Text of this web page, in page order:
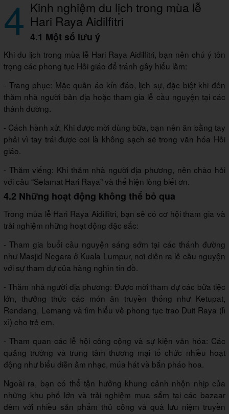
4 Kinh nghiệm du lịch trong mùa lễ
Hari Raya Aidilfitri
4.1 Một số lưu ý
Khi du lịch trong mùa lễ Hari Raya Aidilfitri, bạn nên chú ý tôn
trọng các phong tục Hồi giáo để tránh gây hiểu lầm:
- Trang phục: Mặc quần áo kín đáo, lịch sự, đặc biệt khi đến
thăm nhà người bản địa hoặc tham gia lễ cầu nguyện tại các
thánh đường.
- Cách hành xử: Khi được mời dùng bữa, bạn nên ăn bằng tay
phải vì tay trái được coi là không sạch sẽ trong văn hóa Hồi
giáo.
- Thăm viếng: Khi thăm nhà người địa phương, nên chào hỏi
với câu “Selamat Hari Raya” và thể hiện lòng biết ơn.
4.2 Những hoạt động không thể bỏ qua
Trong mùa lễ Hari Raya Aidilfitri, bạn sẽ có cơ hội tham gia và
trải nghiệm những hoạt động đặc sắc:
- Tham gia buổi cầu nguyện sáng sớm tại các thánh đường
như Masjid Negara ở Kuala Lumpur, nơi diễn ra lễ cầu nguyện
với sự tham dự của hàng nghìn tín đồ.
- Thăm nhà người địa phương: Được mời tham dự các bữa tiệc
lớn, thưởng thức các món ăn truyền thống như Ketupat,
Rendang, Lemang và tìm hiểu về phong tục trao Duit Raya (lì
xì) cho trẻ em.
- Tham quan các lễ hội công cộng và sự kiện văn hóa: Các
quảng trường và trung tâm thương mại tổ chức nhiều hoạt
động như biểu diễn âm nhạc, múa hát và bắn pháo hoa.
Ngoài ra, bạn có thể tận hưởng khung cảnh nhộn nhịp của
những khu phố lớn và trải nghiệm mua sắm tại các bazaar
đêm với nhiều sản phẩm thủ công và quà lưu niệm truyền